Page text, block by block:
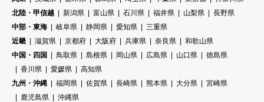
北陸・甲信越
新潟県 富山県 石川県 福井県 山梨県
長野県
中部・東海
岐阜県 静岡県 愛知県
三重県
近畿
滋賀県 京都府 大阪府 兵庫県 奈良県
和歌山県
中国・四国
鳥取県 島根県 岡山県 広島県 山口県
徳島県
香川県
愛媛県
高知県
九州・沖縄
福岡県 佐賀県 長崎県 熊本県 大分県
宮崎県
鹿児島県
沖縄県